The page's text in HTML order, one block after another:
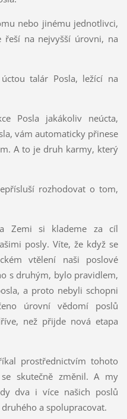
nebo jinému jednotlivci,
řeší na nejvyšší úrovni, na
talár Posla, ležící na
Posla jakákoliv neúcta,
vám automaticky přinese
A to je druh karmy, který
rozhodovat o tom,
Zemi si klademe za cíl
posly. Víte, že když se
vtělení naši poslové
s druhým, bylo pravidlem,
a proto nebyli schopni
úrovní vědomí poslů
než přijde nová etapa
prostřednictvím tohoto
skutečně změnil. A my
dva i více našich poslů
a spolupracovat.